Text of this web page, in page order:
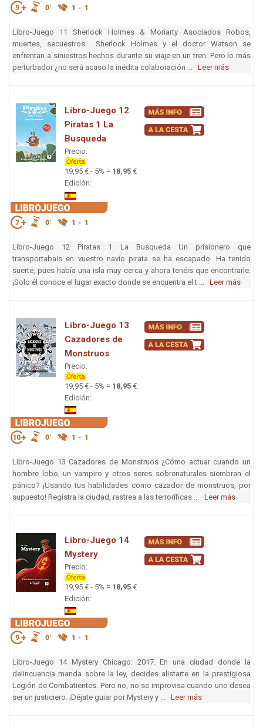
Libro-Juego 11 Sherlock Holmes & Moriarty Asociados Robos,
muertes, secuestros... Sherlock Holmes y el doctor Watson se
enfrentan a siniestros hechos durante su viaje en un tren. Pero lo más
perturbador ¿no será acaso la inédita colaboración ... Leer más
Libro-Juego 12
Piratas 1 La
Busqueda
Precio:
19,95 € - 5% = 18,95 €
Edición:
Libro-Juego 12 Piratas 1 La Busqueda Un prisionero que
transportabais en vuestro navío pirata se ha escapado. Ha tenido
suerte, pues había una isla muy cerca y ahora tenéis que encontrarle.
¡Solo él conoce el lugar exacto donde se encuentra el t ... Leer más
Libro-Juego 13
Cazadores de
Monstruos
Precio:
19,95 € - 5% = 18,95 €
Edición:
Libro-Juego 13 Cazadores de Monstruos ¿Cómo actuar cuando un
hombre lobo, un vampiro y otros seres sobrenaturales siembran el
pánico? ¡Usando tus habilidades como cazador de monstruos, por
supuesto! Registra la ciudad, rastrea a las terroríficas ... Leer más
Libro-Juego 14
Mystery
Precio:
19,95 € - 5% = 18,95 €
Edición:
Libro-Juego 14 Mystery Chicago: 2017. En una ciudad donde la
delincuencia manda sobre la ley, decides alistarte en la prestigiosa
Legión de Combatientes. Pero no, no se improvisa cuando uno desea
ser un justiciero. ¡Déjate guiar por Mystery y ... Leer más